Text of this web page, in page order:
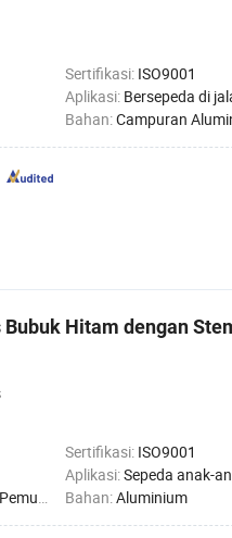
Sertifikasi: ISO9001
Aplikasi: Bersepeda di
Bahan:Campuran
Hitam dengan
Sertifikasi: ISO9001
Aplikasi:Sepeda anak-anak,Bersepeda
Bahan:Aluminium